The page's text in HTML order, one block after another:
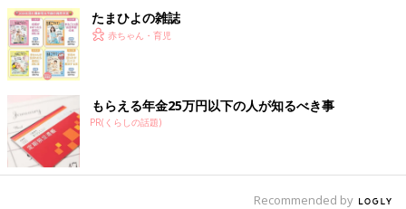
たまひよの雑誌
赤ちゃん・育児
もらえる年金25万円以下の人が知るべき事
PR(くらしの話題)
Recommended by